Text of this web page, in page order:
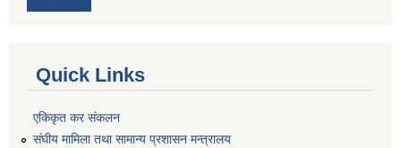
Quick Links
एकिकृत कर संकलन
संघीय मामिला तथा सामान्य प्रशासन मन्त्रालय